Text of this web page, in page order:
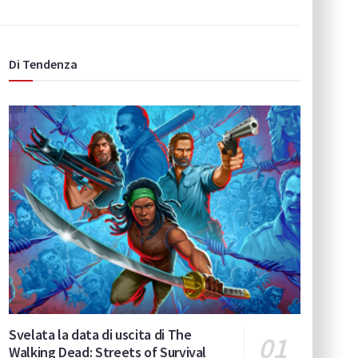
Di Tendenza
Svelata la data di uscita di The
Walking Dead: Streets of Survival